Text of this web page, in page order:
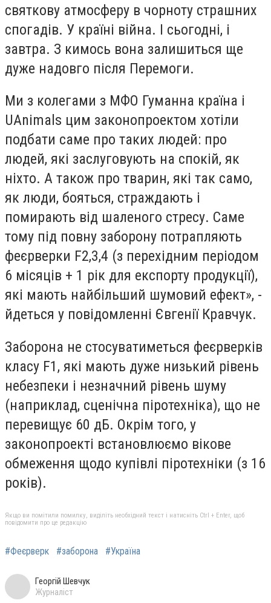
святкову атмосферу в чорноту страшних
спогадів. У країні війна. І сьогодні, і
завтра. З кимось вона залишиться ще
дуже надовго після Перемоги.
Ми з колегами з МФО Гуманна країна і
UAnimals цим законопроектом хотіли
подбати саме про таких людей: про
людей, які заслуговують на спокій, як
ніхто. А також про тварин, які так само,
як люди, бояться, страждають і
помирають від шаленого стресу. Саме
тому під повну заборону потрапляють
феєрверки F2,3,4 (з перехідним періодом
6 місяців + 1 рік для експорту продукції),
які мають найбільший шумовий ефект», -
йдеться у повідомленні Євгенії Кравчук.
Заборона не стосуватиметься феєрверків
класу F1, які мають дуже низький рівень
небезпеки і незначний рівень шуму
(наприклад, сценічна піротехніка), що не
перевищує 60 дБ. Окрім того, у
законопроекті встановлюємо вікове
обмеження щодо купівлі піротехніки (з 16
років).
Якщо ви помітили помилку, виділіть необхідний текст і натисніть Ctrl + Enter, щоб
повідомити про це редакцію
#Феєрверк #заборона #Україна
Георгій Шевчук
Журналіст